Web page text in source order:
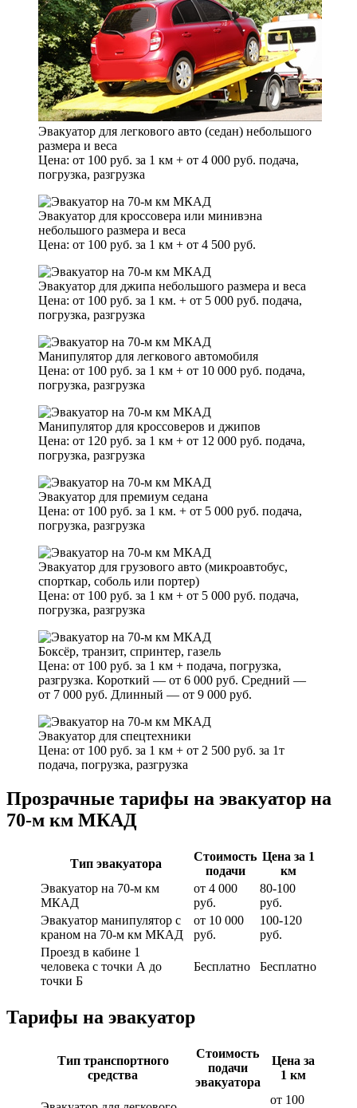
Эвакуатор для легкового авто (седан) небольшого
размера и веса
Цена: от 100 руб. за 1 км + от 4 000 руб. подача,
погрузка, разгрузка
Эвакуатор для кроссовера или минивэна
небольшого размера и веса
Цена: от 100 руб. за 1 км + от 4 500 руб.
Эвакуатор для джипа небольшого размера и веса
Цена: от 100 руб. за 1 км. + от 5 000 руб. подача,
погрузка, разгрузка
Манипулятор для легкового автомобиля
Цена: от 100 руб. за 1 км + от 10 000 руб. подача,
погрузка, разгрузка
Манипулятор для кроссоверов и джипов
Цена: от 120 руб. за 1 км + от 12 000 руб. подача,
погрузка, разгрузка
Эвакуатор для премиум седана
Цена: от 100 руб. за 1 км. + от 5 000 руб. подача,
погрузка, разгрузка
Эвакуатор для грузового авто (микроавтобус,
спорткар, соболь или портер)
Цена: от 100 руб. за 1 км + от 5 000 руб. подача,
погрузка, разгрузка
Боксёр, транзит, спринтер, газель
Цена: от 100 руб. за 1 км + подача, погрузка,
разгрузка. Короткий — от 6 000 руб. Средний —
от 7 000 руб. Длинный — от 9 000 руб.
Эвакуатор для спецтехники
Цена: от 100 руб. за 1 км + от 2 500 руб. за 1т
подача, погрузка, разгрузка
Прозрачные тарифы на эвакуатор на
70-м км МКАД
Тип эвакуатора
Стоимость
подачи
Цена за 1
км
Эвакуатор на 70-м км
МКАД
от 4 000
руб.
80-100
руб.
Эвакуатор манипулятор с
краном на 70-м км МКАД
от 10 000
руб.
100-120
руб.
Проезд в кабине 1
человека с точки А до
точки Б
Бесплатно Бесплатно
Тарифы на эвакуатор
Тип транспортного
средства
Стоимость
подачи
эвакуатора
Цена за
1 км
от 100